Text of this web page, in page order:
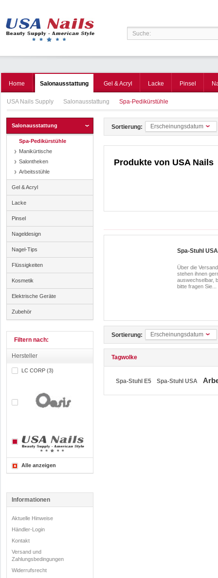
Home Salonausstattung Gel & Acryl Lacke Pinsel
USA Nails Supply Salonausstattung Spa-Pedikürstühle
Salonausstattung
Spa-Pedikürstühle
Manikürtische
Salontheken
Arbeitsstühle
Gel & Acryl
Lacke
Pinsel
Nageldesign
Nagel-Tips
Flüssigkeiten
Kosmetik
Elektrische Geräte
Zubehör
Filtern nach:
Hersteller
LC CORP (3)
Alle anzeigen
Informationen
Aktuelle Hinweise
Händler-Login
Kontakt
Versand und
Zahlungsbedingungen
Widerrufsrecht
Sortierung: Erscheinungsdatum
Produkte von USA Nails
Spa-Stuhl
Über die
stehen ihnen
auswechselbar,
bitte fragen Sie...
Sortierung: Erscheinungsdatum
Tagwolke
Spa-Stuhl E5 Spa-Stuhl USA